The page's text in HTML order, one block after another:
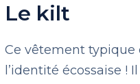
Le kilt
Ce vêtement typique
l’identité écossaise !